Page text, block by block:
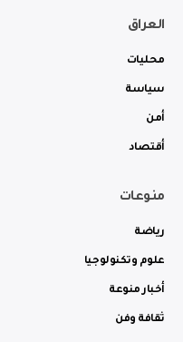
العراق
محليات
سياسة
أمن
أقتصاد
منوعات
رياضة
علوم وتكنولوجيا
أخبار منوعة
ثقافة وفن